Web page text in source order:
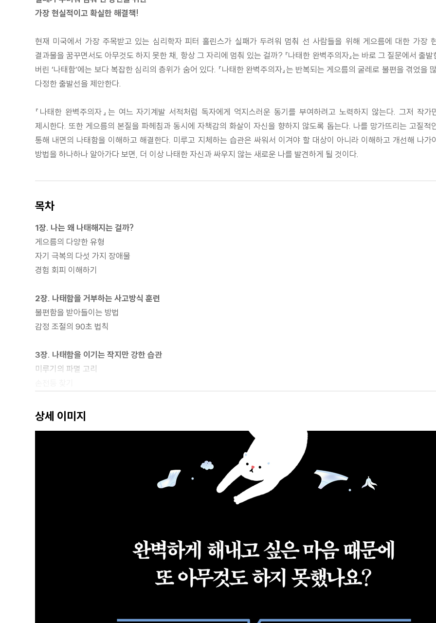
가장 현실적이고 확실한 해결책!
현재 미국에서 가장 주목받고 있는 심리학자 피터 홀린스가 실패가 두려워 멈춰 선 사람들을 위해 게으름에 대한 가장
결과물을 꿈꾸면서도 아무것도 하지 못한 채, 항상 그 자리에 멈춰 있는 걸까? 『나태한 완벽주의자』는 바로 그 질문에서 출
버린 ‘나태함’에는 보다 복잡한 심리의 층위가 숨어 있다. 『나태한 완벽주의자』는 반복되는 게으름의 굴레로 불편을 겪었
다정한 출발선을 제안한다.
『나태한 완벽주의자』는 여느 자기계발 서적처럼 독자에게 억지스러운 동기를 부여하려고 노력하지 않는다. 그저 작
제시한다. 또한 게으름의 본질을 파헤침과 동시에 자책감의 화살이 자신을 향하지 않도록 돕는다. 나를 망가뜨리는 고질
통해 내면의 나태함을 이해하고 해결한다. 미루고 지체하는 습관은 싸워서 이겨야 할 대상이 아니라 이해하고 개선해 나
방법을 하나하나 알아가다 보면, 더 이상 나태한 자신과 싸우지 않는 새로운 나를 발견하게 될 것이다.
목차
1장. 나는 왜 나태해지는 걸까?
게으름의 다양한 유형
자기 극복의 다섯 가지 장애물
경험 회피 이해하기
2장. 나태함을 거부하는 사고방식 훈련
불편함을 받아들이는 방법
감정 조절의 90초 법칙
3장. 나태함을 이기는 작지만 강한 습관
미루기의 파멸 고리
스파르타식 자기 절제 - 제거를 통한 개선
상세 이미지